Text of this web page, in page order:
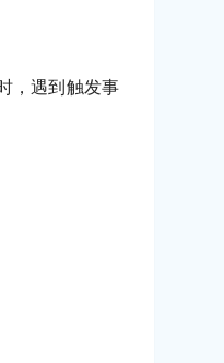
，遇到触发事